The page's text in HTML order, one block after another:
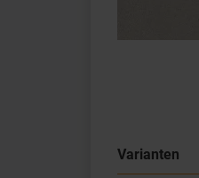
Varianten